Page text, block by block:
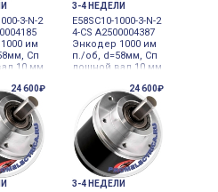
3-N-2
им
Сп
10 мм
3-4 НЕДЕЛИ
E58SC10-1000-3-N-2
4-CS A2500004387
Энкодер 1000 им
п./об, d=58мм, Сп
лошной вал 10 мм
нтальный
24 600₽ 24 600₽
3-4 НЕДЕЛИ